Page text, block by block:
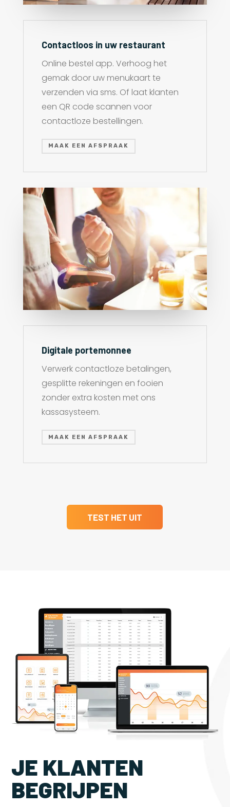
Contactloos in uw restaurant
Online bestel app. Verhoog het
gemak door uw menukaart te
verzenden via sms. Of laat klanten
een QR code scannen voor
contactloze bestellingen.
MAAK EEN AFSPRAAK
Digitale portemonnee
Verwerk contactloze betalingen,
gesplitte rekeningen en fooien
zonder extra kosten met ons
kassasysteem.
MAAK EEN AFSPRAAK
TEST HET UIT
JE KLANTEN
BEGRIJPEN